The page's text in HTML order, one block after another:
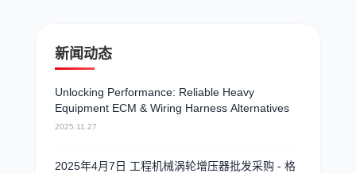
新闻动态
Unlocking Performance: Reliable Heavy
Equipment ECM & Wiring Harness Alternatives
2025.11.27
2025年4月7日 工程机械涡轮增压器批发采购 - 格